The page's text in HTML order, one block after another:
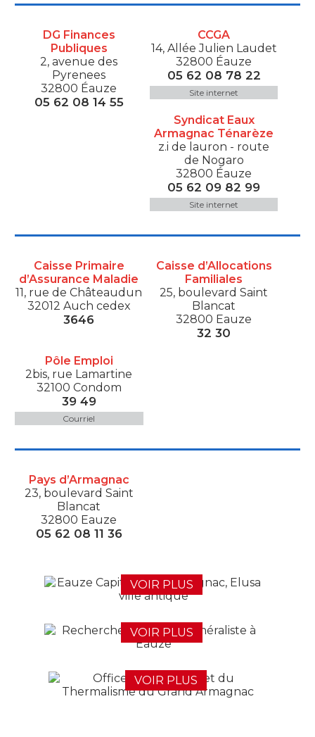
DG Finances
Publiques
2, avenue des
Pyrenees
32800 Éauze
05 62 08 14 55
CCGA
14, Allée Julien Laudet
32800 Éauze
05 62 08 78 22
Site internet
Syndicat Eaux
Armagnac Ténarèze
z.i de lauron - route
de Nogaro
32800 Éauze
05 62 09 82 99
Site internet
Caisse Primaire
d’Assurance Maladie
11, rue de Châteaudun
32012 Auch cedex
3646
Caisse d’Allocations
Familiales
25, boulevard Saint
Blancat
32800 Eauze
32 30
Pôle Emploi
2bis, rue Lamartine
32100 Condom
39 49
Courriel
Pays d’Armagnac
23, boulevard Saint
Blancat
32800 Eauze
05 62 08 11 36
VOIR PLUS
VOIR PLUS
VOIR PLUS